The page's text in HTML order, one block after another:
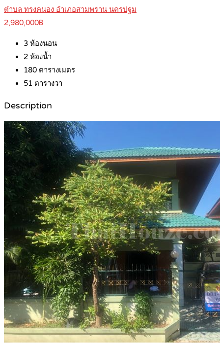
ตำบล ทรงคนอง อำเภอสามพราน นครปฐม
2,980,000฿
3 ห้องนอน
2 ห้องน้ำ
180 ตารางเมตร
51 ตารางวา
Description